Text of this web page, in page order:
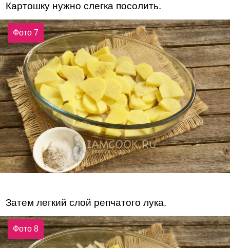
Картошку нужно слегка посолить.
Фото 7
Затем легкий слой репчатого лука.
Фото 8